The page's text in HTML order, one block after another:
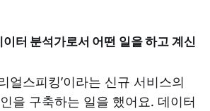
터 분석가로서 어떤 일을 하고 계신
얼스피킹’이라는 신규 서비스의
을 구축하는 일을 했어요. 데이터